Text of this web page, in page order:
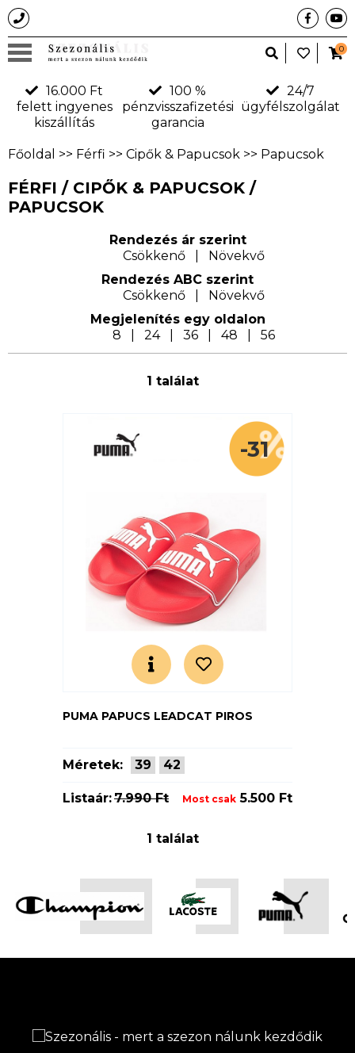
0
16.000 Ft
felett ingyenes
kiszállítás
100 %
pénzvisszafizetési
garancia
24/7
ügyfélszolgálat
Főoldal >> Férfi >> Cipők & Papucsok >> Papucsok
FÉRFI / CIPŐK & PAPUCSOK /
PAPUCSOK
Rendezés ár szerint
Csökkenő
Növekvő
Rendezés ABC szerint
Csökkenő
Növekvő
Megjelení­tés egy oldalon
8
24| 36 48 56
1 találat
-31
PUMA PAPUCS LEADCAT PIROS
Méretek: 39 42
Listaár:7.990 Ft Most csak 5.500 Ft
1 találat